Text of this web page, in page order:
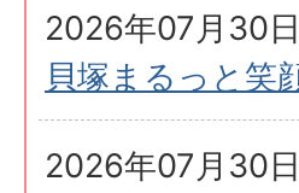
2026年07月30日
貝塚まるっと笑
2026年07月30日